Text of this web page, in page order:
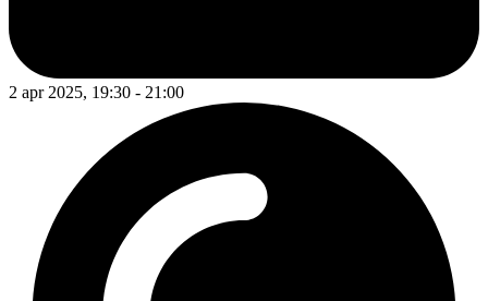
2 apr 2025, 19:30 - 21:00